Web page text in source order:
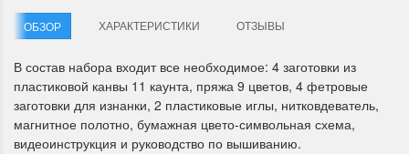
Анастасия Туманова
1 июня 2024 11:29
22 мая 2024 13:01
ОБЗОР ХАРАКТЕРИСТИКИ ОТЗЫВЫ
В состав набора входит все необходимое: 4 заготовки из
пластиковой канвы 11 каунта, пряжа 9 цветов, 4 фетровые
заготовки для изнанки, 2 пластиковые иглы, нитковдеватель,
магнитное полотно, бумажная цвето-символьная схема,
видеоинструкция и руководство по вышиванию.